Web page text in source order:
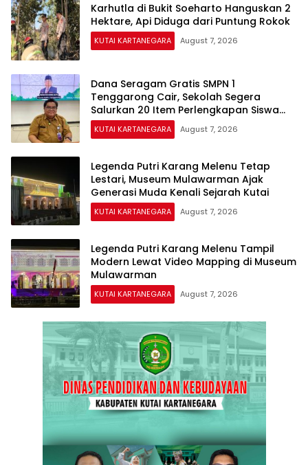
Karhutla di Bukit Soeharto Hanguskan 2
Hektare, Api Diduga dari Puntung Rokok
KUTAI KARTANEGARA August 7, 2026
Dana Seragam Gratis SMPN 1
Tenggarong Cair, Sekolah Segera
Salurkan 20 Item Perlengkapan Siswa
Baru
KUTAI KARTANEGARA August 7, 2026
Legenda Putri Karang Melenu Tetap
Lestari, Museum Mulawarman Ajak
Generasi Muda Kenali Sejarah Kutai
KUTAI KARTANEGARA August 7, 2026
Legenda Putri Karang Melenu Tampil
Modern Lewat Video Mapping di Museum
Mulawarman
KUTAI KARTANEGARA August 7, 2026